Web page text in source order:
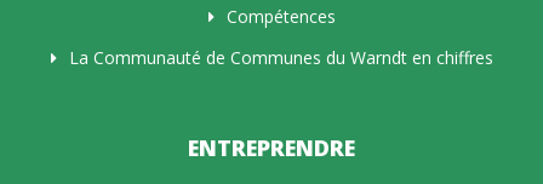
Compétences
La Communauté de Communes du Warndt en chiffres
ENTREPRENDRE